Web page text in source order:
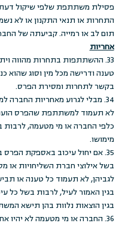
פסילת משתתפת שלפי שיקול
התחרות או תנאי התקנון או לא
תום לב או רמייה. קביעתה של
אחריות
33. ההשתתפות בתחרות מהווה
טענה ודרישה מכל מין וסוג שהוא
בקשר לתחרות ומסירת הפרס.
34. מבלי לגרוע מאחריות החברה
לא תעמוד למשתתפת שהפרס
כלפי החברה או מי מטעמה, לרבות
מימושו.
35. אם יחול עיכוב באספקת
בשל אילוצי חברת השליחויות או
לגביהן, לא תעמוד כל טענה או
בגין האמור לעיל, לרבות בשל כל
בגין הוצאות נלוות בהן תישא
36. החברה או מי מטעמה לא יהיו